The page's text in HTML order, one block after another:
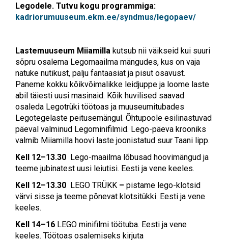
Legodele. Tutvu kogu programmiga:
kadriorumuuseum.ekm.ee/syndmus/legopaev/
Lastemuuseum Miiamilla kutsub nii väikseid kui suuri
sõpru osalema Legomaailma mängudes, kus on vaja
natuke nutikust, palju fantaasiat ja pisut osavust.
Paneme kokku kõikvõimalikke leidjuppe ja loome laste
abil täiesti uusi masinaid. Kõik huvilised saavad
osaleda Legotrüki töötoas ja muuseumitubades
Legotegelaste peitusemängul. Õhtupoole esilinastuvad
päeval valminud Legominifilmid. Lego-päeva krooniks
valmib Miiamilla hoovi laste joonistatud suur Taani lipp.
Kell 12–13.30 Lego-maailma lõbusad hoovimängud ja
teeme jubinatest uusi leiutisi. Eesti ja vene keeles.
Kell 12–13.30 LEGO TRÜKK – pistame lego-klotsid
värvi sisse ja teeme põnevat klotsitükki. Eesti ja vene
keeles.
Kell 14–16 LEGO minifilmi töötuba. Eesti ja vene
keeles. Töötoas osalemiseks kirjuta